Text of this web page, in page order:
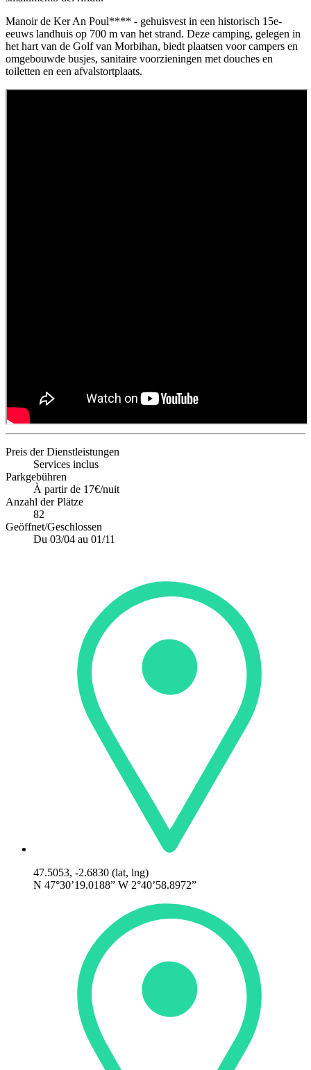
Manoir de Ker An Poul**** - gehuisvest in een historisch 15e-
eeuws landhuis op 700 m van het strand. Deze camping, gelegen in
het hart van de Golf van Morbihan, biedt plaatsen voor campers en
omgebouwde busjes, sanitaire voorzieningen met douches en
toiletten en een afvalstortplaats.
Preis der Dienstleistungen
Services inclus
Parkgebühren
À partir de 17€/nuit
Anzahl der Plätze
82
Geöffnet/Geschlossen
Du 03/04 au 01/11
47.5053, -2.6830 (lat, lng)
N 47°30’19.0188” W 2°40’58.8972”